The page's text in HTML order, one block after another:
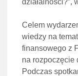
Celem
wiedzy na
finansowego z
na rozpoczęcie
Podczas